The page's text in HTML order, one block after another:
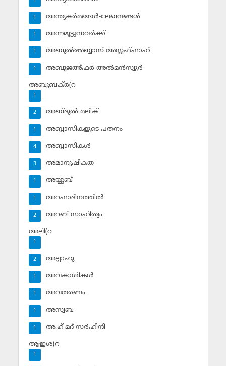
അന്ത്യകര്‍മങ്ങള്‍-ലേഖനങ്ങള്‍
1
അന്നമൂട്ടുന്നവര്‍ക്ക്
1
അബുല്‍അബ്ബാസ് അസ്സഫ്ഫാഹ്‌
1
അബൂജഅ്ഫര്‍ അല്‍മന്‍സ്വൂര്‍
1
അബൂബക്ര്‍(റ
1
അബ്ദുല്‍ മലിക്‌
2
അബ്ബാസികളുടെ പതനം
1
അബ്ബാസികള്‍
4
അമാനുഷികത
3
അയ്യൂബ്‌
1
അറഫാദിനത്തില്‍
1
അറബ് സാഹിത്യം
2
അലി(റ
1
അല്ലാഹു
2
അവകാശികള്‍
1
അവതരണം
1
അസ്വബ
1
അഹ് മദ് സര്‍ഹിന്ദി
1
ആഇശ(റ
1